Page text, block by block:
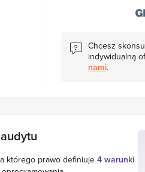
Chcesz
indywidualną
nami.
którego prawo definiuje 4 warunki